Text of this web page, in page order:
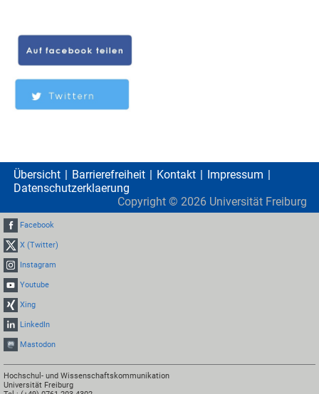
Übersicht Barrierefreiheit Kontakt
Impressum
Datenschutzerklaerung
Copyright © 2026 Universität Freiburg
Facebook
X (Twitter)
Instagram
Youtube
Xing
LinkedIn
Mastodon
Hochschul- und Wissenschaftskommunikation
Universität Freiburg